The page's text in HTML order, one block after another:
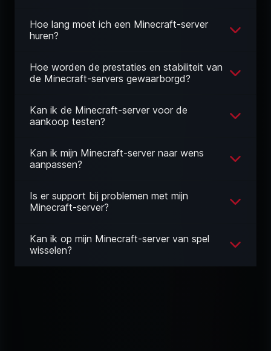
Hoe lang moet ich een Minecraft-server
huren?
Hoe worden de prestaties en stabiliteit van
de Minecraft-servers gewaarborgd?
Kan ik de Minecraft-server voor de
aankoop testen?
Kan ik mijn Minecraft-server naar wens
aanpassen?
Is er support bij problemen met mijn
Minecraft-server?
Kan ik op mijn Minecraft-server van spel
wisselen?